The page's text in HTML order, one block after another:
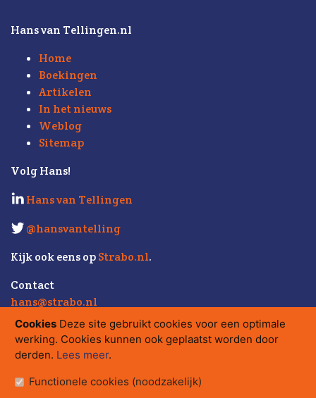
Hans van Tellingen.nl
Home
Boekingen
Artikelen
In het nieuws
Weblog
Sitemap
Volg Hans!
Hans van Tellingen
@hansvantelling
Kijk ook eens opStrabo.nl.
Contact
hans@strabo.nl
Strabo bv
Herengracht 560
Postbus 15710, 1001 NE Amsterdam
Cookies Deze site gebruikt cookies voor een optimale
werking. Cookies kunnen ook geplaatst worden door
derden. Lees meer.
Functionele cookies (noodzakelijk)